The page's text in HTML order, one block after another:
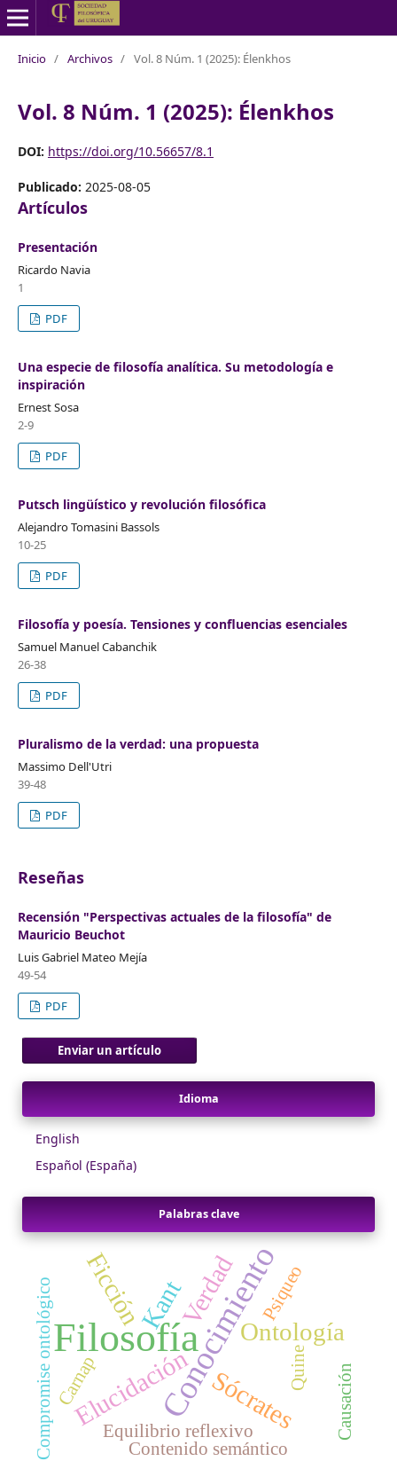
Inicio / Archivos / Vol. 8 Núm. 1 (2025): Élenkhos
Vol. 8 Núm. 1 (2025): Élenkhos
DOI: https://doi.org/10.56657/8.1
Publicado: 2025-08-05
Artículos
Presentación
Ricardo Navia
1
PDF
Una especie de filosofía analítica. Su metodología e
inspiración
Ernest Sosa
2-9
PDF
Putsch lingüístico y revolución filosófica
Alejandro Tomasini Bassols
10-25
PDF
Filosofía y poesía. Tensiones y confluencias esenciales
Samuel Manuel Cabanchik
26-38
PDF
Pluralismo de la verdad: una propuesta
Massimo Dell'Utri
39-48
PDF
Reseñas
Recensión "Perspectivas actuales de la filosofía" de
Mauricio Beuchot
Luis Gabriel Mateo Mejía
49-54
PDF
Enviar un artículo
Idioma
English
Español (España)
Palabras clave
FilosofíaConocimientoOntología
Kant
Sócrates
Verdad
Elucidación
Ficción
Compromise ontológico Causación
Equilibrio reflexivo
Carnap
Psiqueo
Contenido semántico
Quine